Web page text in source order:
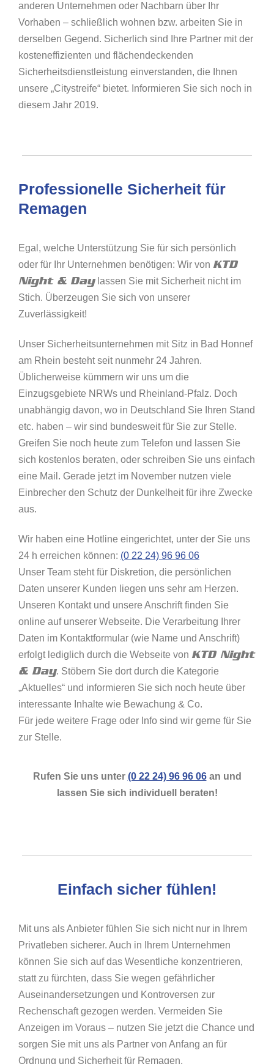
anderen Unternehmen oder Nachbarn über Ihr
Vorhaben – schließlich wohnen bzw. arbeiten Sie in
derselben Gegend. Sicherlich sind Ihre Partner mit der
kosteneffizienten und flächendeckenden
Sicherheitsdienstleistung einverstanden, die Ihnen
unsere „Citystreife“ bietet. Informieren Sie sich noch in
diesem Jahr 2019.
Professionelle Sicherheit für
Remagen
Egal, welche Unterstützung Sie für sich persönlich
oder für Ihr Unternehmen benötigen: Wir von KTD
Night & Daylassen Sie mit Sicherheit nicht im
Stich. Überzeugen Sie sich von unserer
Zuverlässigkeit!
Unser Sicherheitsunternehmen mit Sitz in Bad Honnef
am Rhein besteht seit nunmehr 24 Jahren.
Üblicherweise kümmern wir uns um die
Einzugsgebiete NRWs und Rheinland-Pfalz. Doch
unabhängig davon, wo in Deutschland Sie Ihren Stand
etc. haben – wir sind bundesweit für Sie zur Stelle.
Greifen Sie noch heute zum Telefon und lassen Sie
sich kostenlos beraten, oder schreiben Sie uns einfach
eine Mail. Gerade jetzt im November nutzen viele
Einbrecher den Schutz der Dunkelheit für ihre Zwecke
aus.
Wir haben eine Hotline eingerichtet, unter der Sie uns
24 h erreichen können: (0 22 24) 96 96 06
Unser Team steht für Diskretion, die persönlichen
Daten unserer Kunden liegen uns sehr am Herzen.
Unseren Kontakt und unsere Anschrift finden Sie
online auf unserer Webseite. Die Verarbeitung Ihrer
Daten im Kontaktformular (wie Name und Anschrift)
erfolgt lediglich durch die Webseite von KTD Night
& Day. Stöbern Sie dort durch die Kategorie
„Aktuelles“ und informieren Sie sich noch heute über
interessante Inhalte wie Bewachung & Co.
Für jede weitere Frage oder Info sind wir gerne für Sie
zur Stelle.
Rufen Sie uns unter (0 22 24) 96 96 06an und
lassen Sie sich individuell beraten!
Einfach sicher fühlen!
Mit uns als Anbieter fühlen Sie sich nicht nur in Ihrem
Privatleben sicherer. Auch in Ihrem Unternehmen
können Sie sich auf das Wesentliche konzentrieren,
statt zu fürchten, dass Sie wegen gefährlicher
Auseinandersetzungen und Kontroversen zur
Rechenschaft gezogen werden. Vermeiden Sie
Anzeigen im Voraus – nutzen Sie jetzt die Chance und
sorgen Sie mit uns als Partner von Anfang an für
Ordnung und Sicherheit für Remagen.